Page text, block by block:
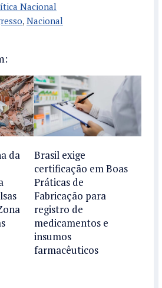
Nacional
, Nacional
da
Brasil exige
certificação em Boas
Práticas de
Fabricação para
registro de
medicamentos e
insumos
farmacêuticos